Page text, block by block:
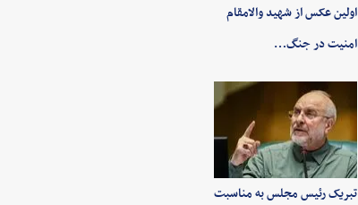
اولین عکس از شهید والامقام
امنیت در جنگ…
تبریک رئیس مجلس به مناسبت